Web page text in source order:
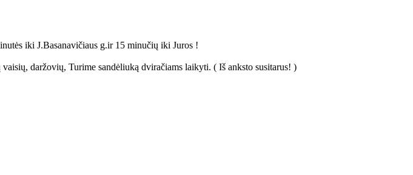
iki J.Basanavičiaus g.ir 15 minučių iki Juros !
daržovių, Turime sandėliuką dviračiams laikyti. ( Iš anksto susitarus! )